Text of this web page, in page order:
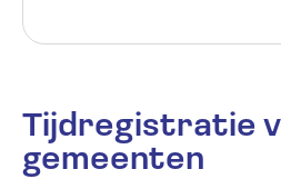
Tijdregistratie
gemeenten